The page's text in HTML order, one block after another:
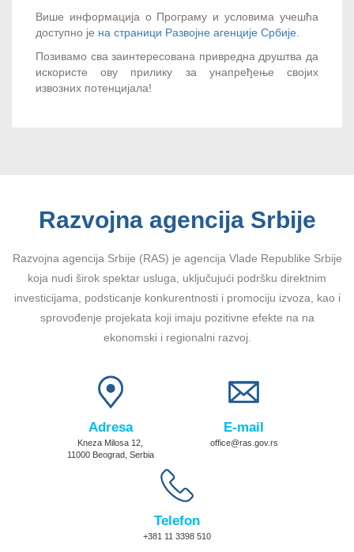
Више информација о Програму и условима учешћа
доступно је на страници Развојне агенције Србије
Позивамо сва заинтересована привредна друштва да
искористе ову прилику за унапређење својих
извозних потенцијала!
Razvojna agencija Srbije
Razvojna agencija Srbije (RAS) je agencija Vlade Republike Srbije
koja nudi širok spektar usluga, uključujući podršku direktnim
investicijama, podsticanje konkurentnosti i promociju izvoza, kao i
sprovođenje projekata koji imaju pozitivne efekte na na
ekonomski i regionalni razvoj.
Adresa
Kneza Milosa 12,
11000 Beograd, Serbia
E-mail
office@ras.gov.rs
Telefon
+381 11 3398 510